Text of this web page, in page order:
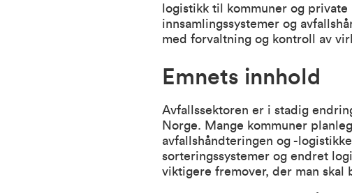
logistikk til kommuner og
innsamlingssystemer og
med forvaltning og kontroll av
Emnets innhold
Avfallssektoren er i stadig
Norge. Mange kommuner
avfallshåndteringen og -
sorteringssystemer og endret
viktigere fremover, der man